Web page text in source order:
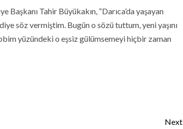
Tahir Büyükakın, “Darıca’da yaşayan
söz vermiştim. Bugün o sözü tuttum, yeni yaşını
yüzündeki o eşsiz gülümsemeyi hiçbir zaman
Next